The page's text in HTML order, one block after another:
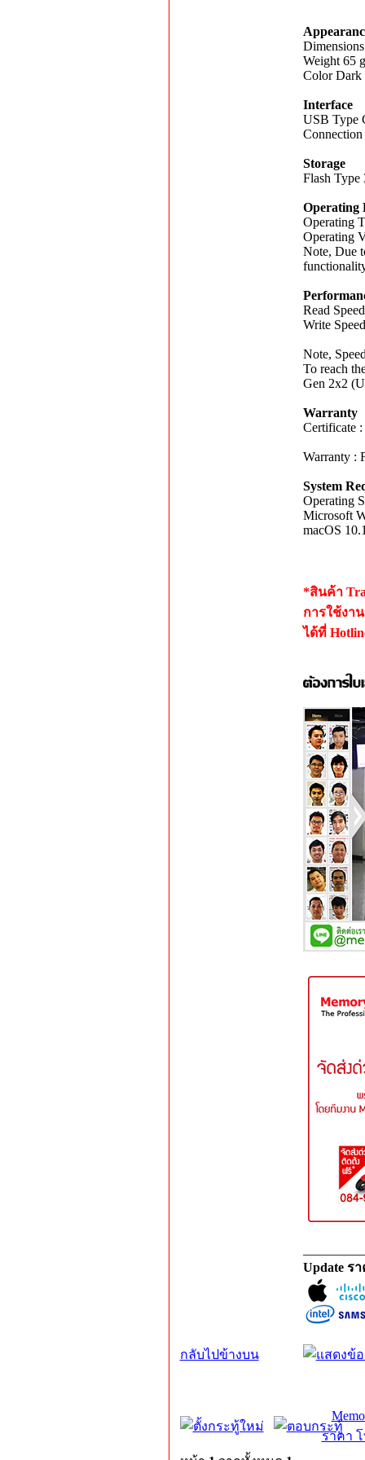
Weight 65
Color Dark
Interface
USB Type
Storage
Flash
Operating
Operating
Operating
Note, Due
Read
Write
Note,
To reach
Gen 2x2
Warranty
Certificate
Warranty :
System
Operating
Microsoft
macOS
*สินค้า
การใช้งา
ได้ที่
Update ร
กลับไปข้างบน
ราคา โ